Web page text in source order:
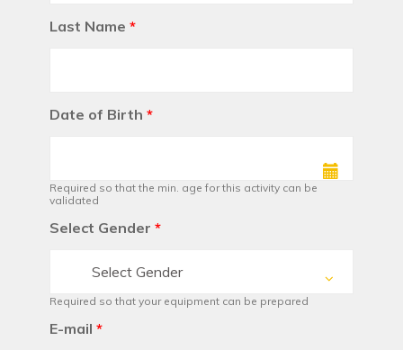
Last Name *
Date of Birth *
Required so that the min. age for this activity can be
validated
Select Gender *
Select Gender
Required so that your equipment can be prepared
E-mail *